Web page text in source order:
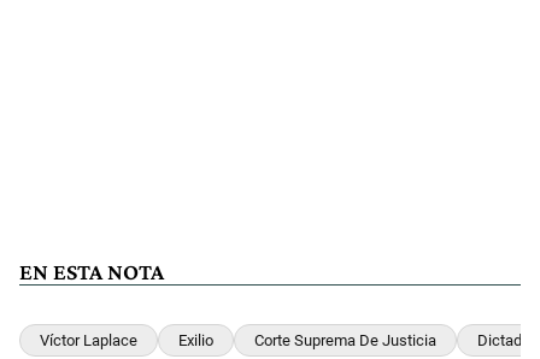
EN ESTA NOTA
Víctor Laplace Exilio Corte Suprema De Justicia